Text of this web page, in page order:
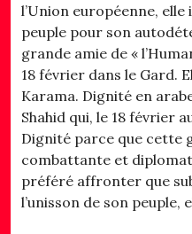
l’Union européenne,
peuple pour son
grande amie de «
18 février dans le Gard.
Karama. Dignité en
Shahid qui, le 18 février
Dignité parce que cette
combattante et
préféré affronter que
l’unisson de son